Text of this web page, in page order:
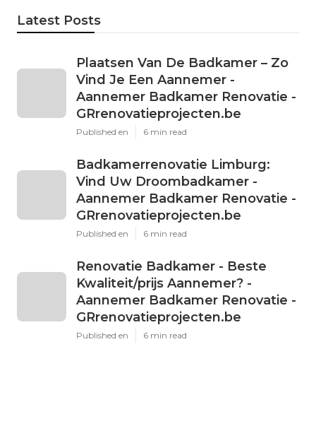
Latest Posts
Plaatsen Van De Badkamer – Zo
Vind Je Een Aannemer -
Aannemer Badkamer Renovatie -
GRrenovatieprojecten.be
Published en 6 min read
Badkamerrenovatie Limburg:
Vind Uw Droombadkamer -
Aannemer Badkamer Renovatie -
GRrenovatieprojecten.be
Published en 6 min read
Renovatie Badkamer - Beste
Kwaliteit/prijs Aannemer? -
Aannemer Badkamer Renovatie -
GRrenovatieprojecten.be
Published en 6 min read